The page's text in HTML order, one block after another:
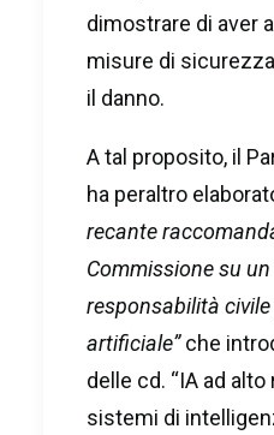
dimostrare di aver
misure di
il danno.
A tal proposito, il
ha peraltro
recante
Commissione su
responsabilità
artificiale”che
delle cd. “IA ad
sistemi di